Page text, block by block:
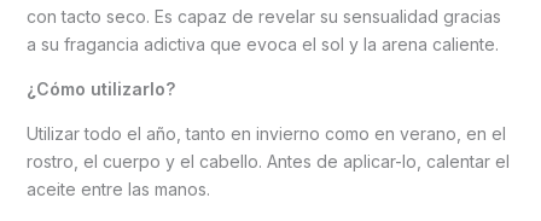
con tacto seco. Es capaz de revelar su sensualidad gracias
a su fragancia adictiva que evoca el sol y la arena caliente.
¿Cómo utilizarlo?
Utilizar todo el año, tanto en invierno como en verano, en el
rostro, el cuerpo y el cabello. Antes de aplicar-lo, calentar el
aceite entre las manos.